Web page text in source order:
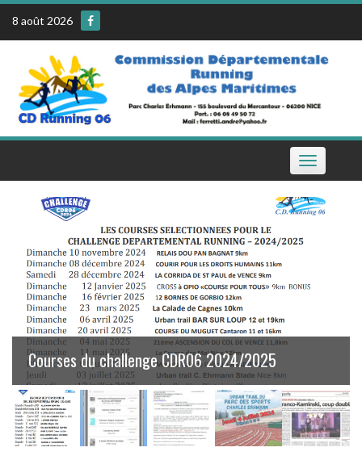
Skip
content
8 août 2026
Toggle
navigation
Le calendrier de la CDR06 sur votre téléphone